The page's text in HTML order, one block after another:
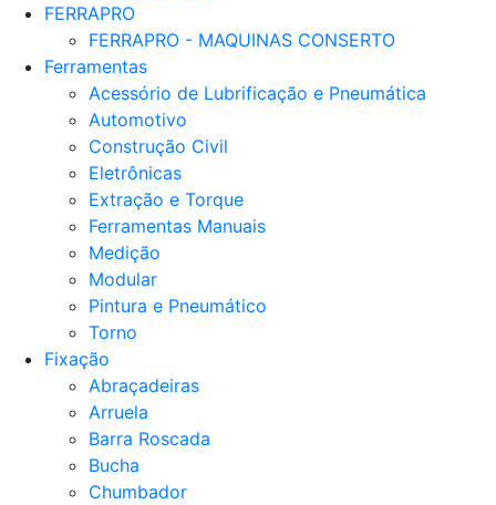
FERRAPRO
FERRAPRO - MAQUINAS CONSERTO
Ferramentas
Acessório de Lubrificação e Pneumática
Automotivo
Construção Civil
Eletrônicas
Extração e Torque
Ferramentas Manuais
Medição
Modular
Pintura e Pneumático
Torno
Fixação
Abraçadeiras
Arruela
Barra Roscada
Bucha
Chumbador